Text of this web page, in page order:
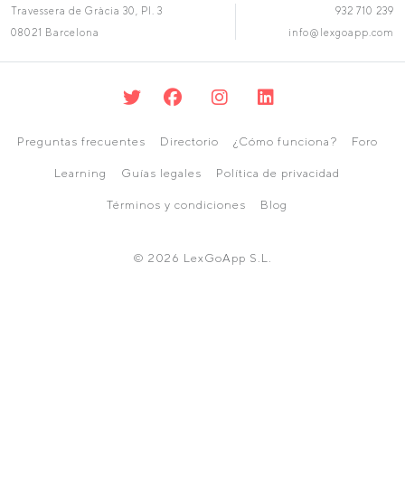
Travessera de Gràcia 30, Pl. 3
08021 Barcelona
932 710 239
info@lexgoapp.com
Preguntas frecuentes Directorio ¿Cómo funciona? Foro
Learning Guías legales Política de privacidad
Términos y condiciones Blog
© 2026 LexGoApp S.L.